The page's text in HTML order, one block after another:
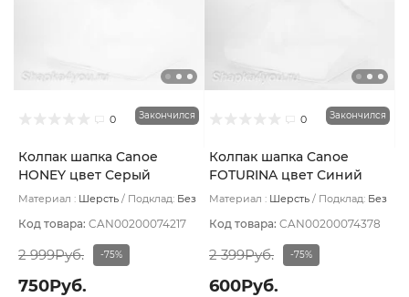
0 Закончился
Колпак шапка Canoe
HONEY цвет Серый
Материал : Шерсть Подклад: Без
Код товара: CAN00200074217
2 999Руб. -75%
750Руб.
0 Закончился
Колпак шапка Canoe
FOTURINA цвет Синий
тёмный
Материал : Шерсть Подклад: Без
Код товара: CAN00200074378
2 399Руб. -75%
600Руб.